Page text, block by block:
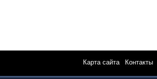
Карта сайта| Контакты